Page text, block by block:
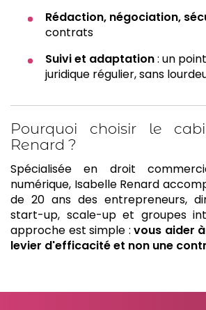
Rédaction, négociation,
contrats
Suivi et adaptation: un
juridique régulier, sans
Pourquoi choisir le
Renard ?
Spécialisée en droit
numérique, Isabelle Renard
de 20 ans des entrepreneurs,
start-up, scale-up et groupes
approche est simple : vous aider
levier d'efficacité et non une